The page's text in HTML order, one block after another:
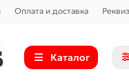
Оплата и доставка
Каталог